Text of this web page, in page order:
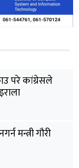
परे कांग्रेसले
मन्त्री गौरी